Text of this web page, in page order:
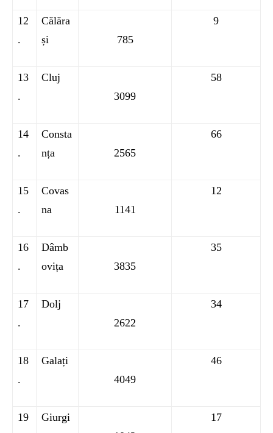
12
.
Călăra
și
785
9
13
.
Cluj
3099
58
14
.
Consta
nța
2565
66
15
.
Covas
na
1141
12
16
.
Dâmb
ovița
3835
35
17
.
Dolj
2622
34
18
.
Galați
4049
46
19
Giurgi
17